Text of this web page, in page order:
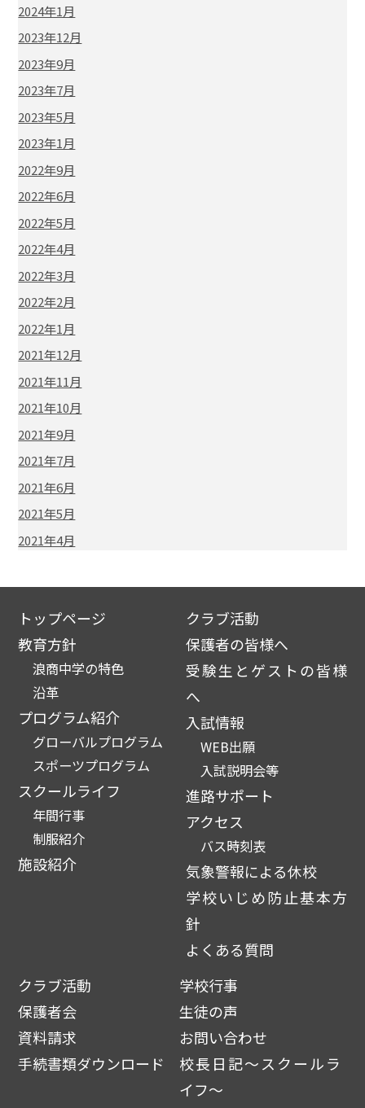
2024年1月
2023年12月
2023年9月
2023年7月
2023年5月
2023年1月
2022年9月
2022年6月
2022年5月
2022年4月
2022年3月
2022年2月
2022年1月
2021年12月
2021年11月
2021年10月
2021年9月
2021年7月
2021年6月
2021年5月
2021年4月
トップページ
教育方針
浪商中学の特色
沿革
プログラム紹介
グローバルプログラム
スポーツプログラム
スクールライフ
年間行事
制服紹介
施設紹介
クラブ活動
保護者の皆様へ
受験生とゲストの皆様
へ
入試情報
WEB出願
入試説明会等
進路サポート
アクセス
バス時刻表
気象警報による休校
学校いじめ防止基本方
針
よくある質問
クラブ活動
学校行事
保護者会
生徒の声
資料請求
お問い合わせ
手続書類ダウンロード
校長日記～スクールラ
イフ～